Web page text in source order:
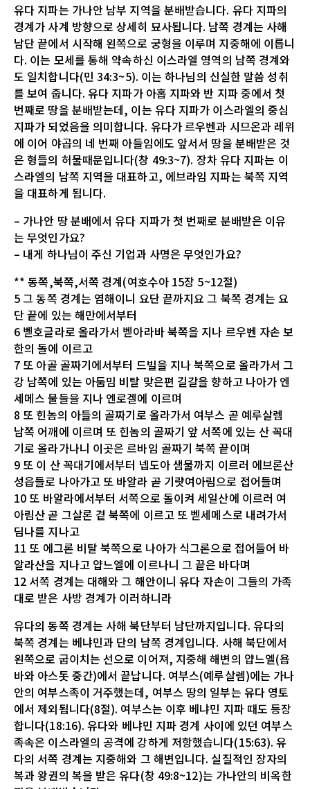
유다 지파는 가나안 남부 지역을 분배받습니다. 유다 지파의
경계가 사계 방향으로 상세히 묘사됩니다. 남쪽 경계는 사해
남단 끝에서 시작해 왼쪽으로 궁형을 이루며 지중해에 이릅니
다. 이는 모세를 통해 약속하신 이스라엘 영역의 남쪽 경계와
도 일치합니다(민 34:3~5). 이는 하나님의 신실한 말씀 성취
를 보여 줍니다. 유다 지파가 아홉 지파와 반 지파 중에서 첫
번째로 땅을 분배받는데, 이는 유다 지파가 이스라엘의 중심
지파가 되었음을 의미합니다. 유다가 르우벤과 시므온과 레위
에 이어 야곱의 네 번째 아들임에도 앞서서 땅을 분배받은 것
은 형들의 허물때문입니다(창 49:3~7). 장차 유다 지파는 이
스라엘의 남쪽 지역을 대표하고, 에브라임 지파는 북쪽 지역
을 대표하게 됩니다.
– 가나안 땅 분배에서 유다 지파가 첫 번째로 분배받은 이유
는 무엇인가요?
– 내게 하나님이 주신 기업과 사명은 무엇인가요?
** 동쪽,북쪽,서쪽 경계(여호수아 15장 5~12절)
5 그 동쪽 경계는 염해이니 요단 끝까지요 그 북쪽 경계는 요
단 끝에 있는 해만에서부터
6 벧호글라로 올라가서 벧아라바 북쪽을 지나 르우벤 자손 보
한의 돌에 이르고
7 또 아골 골짜기에서부터 드빌을 지나 북쪽으로 올라가서 그
강 남쪽에 있는 아둠밈 비탈 맞은편 길갈을 향하고 나아가 엔
세메스 물들을 지나 엔로겔에 이르며
8 또 힌놈의 아들의 골짜기로 올라가서 여부스 곧 예루살렘
남쪽 어깨에 이르며 또 힌놈의 골짜기 앞 서쪽에 있는 산 꼭대
기로 올라가나니 이곳은 르바임 골짜기 북쪽 끝이며
9 또 이 산 꼭대기에서부터 넵도아 샘물까지 이르러 에브론산
성읍들로 나아가고 또 바알라 곧 기럇여아림으로 접어들며
10 또 바알라에서부터 서쪽으로 돌이켜 세일산에 이르러 여
아림산 곧 그살론 곁 북쪽에 이르고 또 벧세메스로 내려가서
딤나를 지나고
11 또 에그론 비탈 북쪽으로 나아가 식그론으로 접어들어 바
알라산을 지나고 얍느엘에 이르나니 그 끝은 바다며
12 서쪽 경계는 대해와 그 해안이니 유다 자손이 그들의 가족
대로 받은 사방 경계가 이러하니라
유다의 동쪽 경계는 사해 북단부터 남단까지입니다. 유다의
북쪽 경계는 베냐민과 단의 남쪽 경계입니다. 사해 북단에서
왼쪽으로 굽이치는 선으로 이어져, 지중해 해변의 얍느엘(욥
바와 아스돗 중간)에서 끝납니다. 여부스(예루살렘)에는 가나
안의 여부스족이 거주했는데, 여부스 땅의 일부는 유다 영토
에서 제외됩니다(8절). 여부스는 이후 베냐민 지파 때도 등장
합니다(18:16). 유다와 베냐민 지파 경계 사이에 있던 여부스
족속은 이스라엘의 공격에 강하게 저항했습니다(15:63). 유
다의 서쪽 경계는 지중해와 그 해변입니다. 실질적인 장자의
복과 왕권의 복을 받은 유다(창 49:8~12)는 가나안의 비옥한